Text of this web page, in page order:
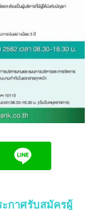
กาศรับสมัครผู้